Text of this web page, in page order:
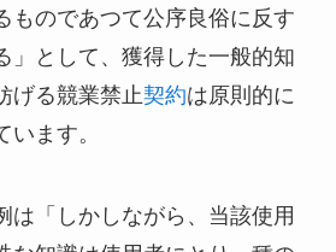
ものであつて公序良俗に反す
」として、獲得した一般的知
げる競業禁止契約は原則的に
ます。
は「しかしながら、当該使用